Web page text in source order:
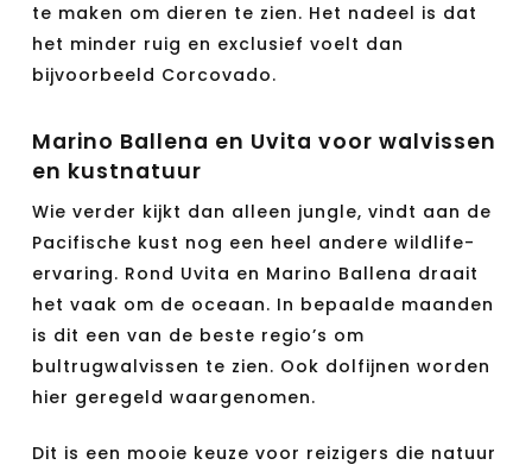
te maken om dieren te zien. Het nadeel is dat
het minder ruig en exclusief voelt dan
bijvoorbeeld Corcovado.
Marino Ballena en Uvita voor walvissen
en kustnatuur
Wie verder kijkt dan alleen jungle, vindt aan de
Pacifische kust nog een heel andere wildlife-
ervaring. Rond Uvita en Marino Ballena draait
het vaak om de oceaan. In bepaalde maanden
is dit een van de beste regio’s om
bultrugwalvissen te zien. Ook dolfijnen worden
hier geregeld waargenomen.
Dit is een mooie keuze voor reizigers die natuur